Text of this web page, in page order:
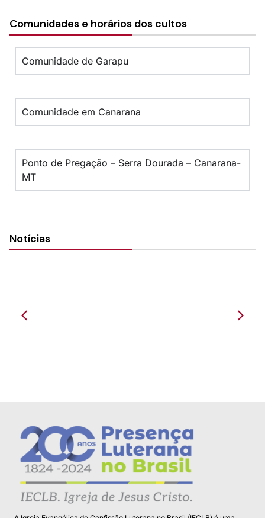
Comunidades e horários dos cultos
Comunidade de Garapu
Comunidade em Canarana
Ponto de Pregação – Serra Dourada – Canarana-
MT
Notícias